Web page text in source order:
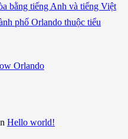
bằng tiếng Anh và tiếng Việt
phố Orlando thuộc tiểu
Orlando
Hello world!